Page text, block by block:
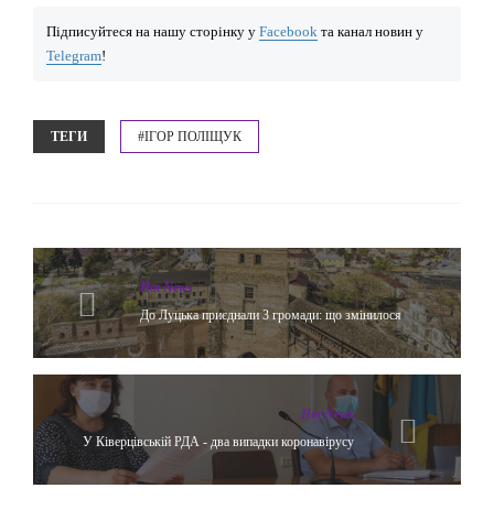
Підписуйтеся на нашу сторінку у Facebook та канал новин у
Telegram!
ТЕГИ #ІГОР ПОЛІЩУК
Hot News
До Луцька приєднали 3 громади: що змінилося
Hot News
У Ківерцівській РДА - два випадки коронавірусу